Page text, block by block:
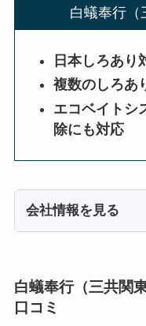
白蟻奉行（
日本しろあり
複数のしろあ
エコベイトシ
除にも対応
会社情報を見る
白蟻奉行（三共関
口コミ